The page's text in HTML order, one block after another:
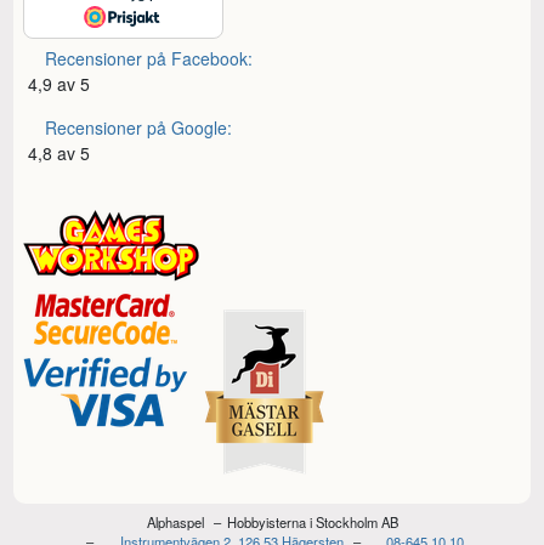
Recensioner på Facebook:
4,9 av 5
Recensioner på Google:
4,8 av 5
Alphaspel
Hobbyisterna i Stockholm AB